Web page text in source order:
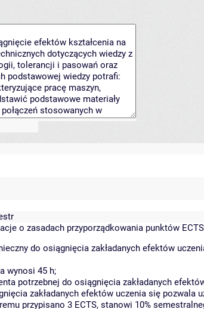
o zasadach przyporządkowania punktów
do osiągnięcia zakładanych efektów
wynosi 45 h;
potrzebnej do osiągnięcia zakładanych
zakładanych efektów uczenia się pozwala
przypisano 3 ECTS, stanowi 10%